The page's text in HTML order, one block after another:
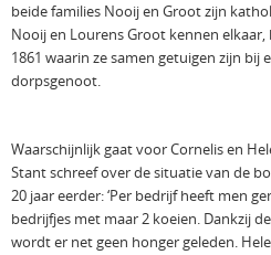
beide families Nooij en Groot zijn
Nooij en Lourens Groot kennen
1861 waarin ze samen getuigen zijn bij
dorpsgenoot.
Waarschijnlijk gaat voor Cornelis en
Stant schreef over de situatie van de
20 jaar eerder: ‘Per bedrijf heeft men
bedrijfjes met maar 2 koeien. Dankzij
wordt er net geen honger geleden.